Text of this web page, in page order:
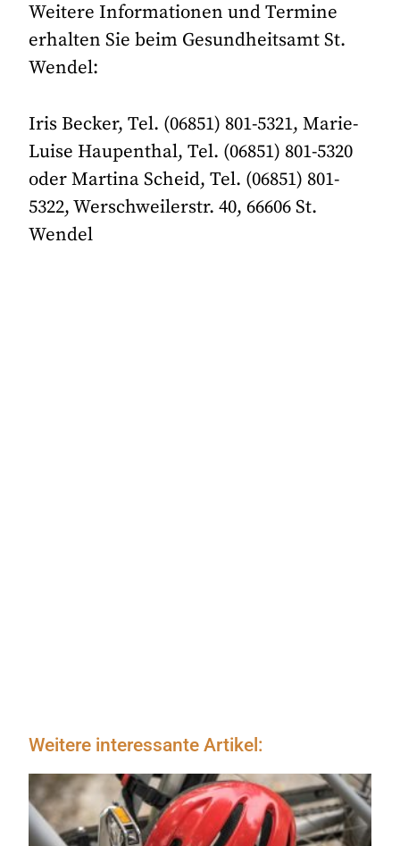
Weitere Informationen und Termine
erhalten Sie beim Gesundheitsamt St.
Wendel:
Iris Becker, Tel. (06851) 801-5321, Marie-
Luise Haupenthal, Tel. (06851) 801-5320
oder Martina Scheid, Tel. (06851) 801-
5322, Werschweilerstr. 40, 66606 St.
Wendel
Weitere interessante Artikel: